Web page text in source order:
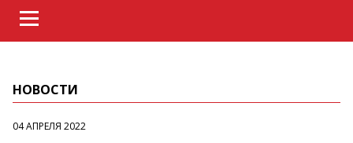
НОВОСТИ
04 АПРЕЛЯ 2022